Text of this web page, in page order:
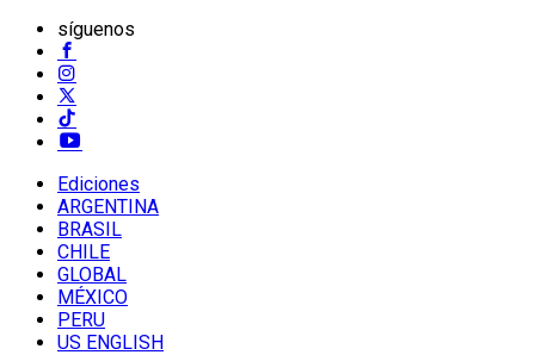
síguenos
Ediciones
ARGENTINA
BRASIL
CHILE
GLOBAL
MÉXICO
PERU
US ENGLISH